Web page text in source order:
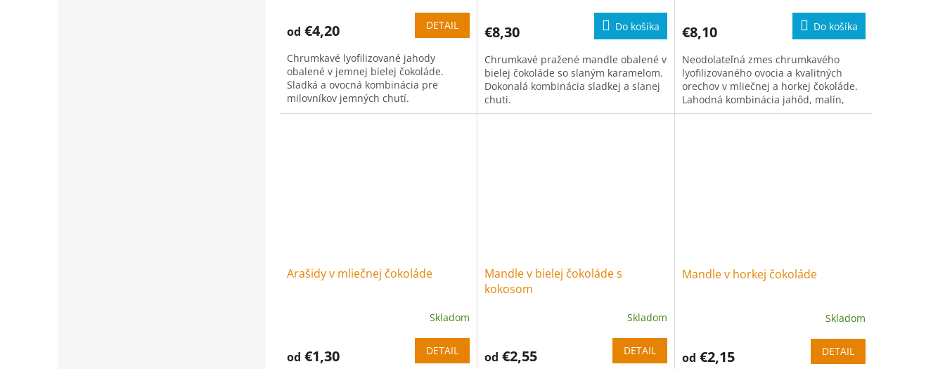
od €4,20 DETAIL
Chrumkavé lyofilizované jahody
obalené v jemnej bielej čokoláde.
Sladká a ovocná kombinácia pre
milovníkov jemných chutí.
€8,30 Do košíka
Chrumkavé pražené mandle obalené v
bielej čokoláde so slaným karamelom.
Dokonalá kombinácia sladkej a slanej
chuti.
€8,10 Do košíka
Neodolateľná zmes chrumkavého
lyofilizovaného ovocia a kvalitných
orechov v mliečnej a horkej čokoláde.
Lahodná kombinácia jahôd, malín,
ríbezlí, čučoriedok, mandlí a...
Arašidy v mliečnej čokoláde
Skladom
od €1,30 DETAIL
Mandle v bielej čokoláde s
kokosom
Skladom
od €2,55 DETAIL
Mandle v horkej čokoláde
Skladom
od €2,15 DETAIL